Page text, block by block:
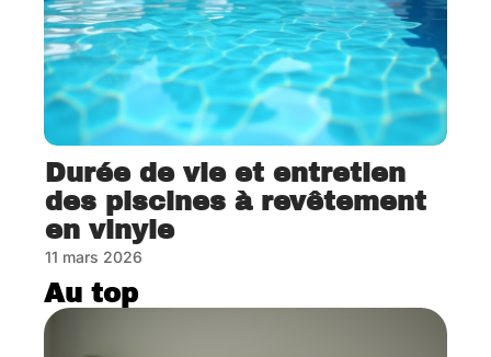
Durée de vie et entretien
des piscines à revêtement
en vinyle
11 mars 2026
Au top